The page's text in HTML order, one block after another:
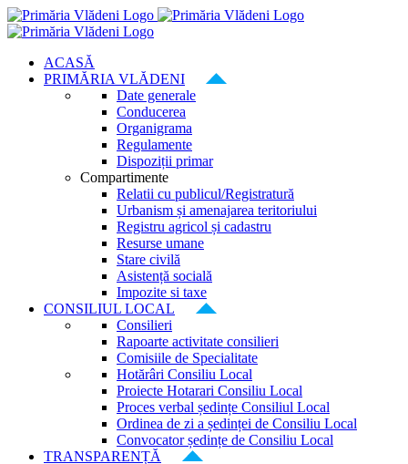
Skip
to
ACASĂ
PRIMĂRIA VLĂDENI
Date generale
Conducerea
Organigrama
Regulamente
Dispoziții primar
Compartimente
Relatii cu publicul/Registratură
Urbanism și amenajarea teritoriului
Registru agricol și cadastru
Resurse umane
Stare civilă
Asistență socială
Impozite si taxe
CONSILIUL LOCAL
Consilieri
Rapoarte activitate consilieri
Comisiile de Specialitate
Hotărâri Consiliu Local
Proiecte Hotarari Consiliu Local
Proces verbal ședințe Consiliul Local
Ordinea de zi a ședinței de Consiliu Local
Convocator ședințe de Consiliu Local
TRANSPARENȚĂ